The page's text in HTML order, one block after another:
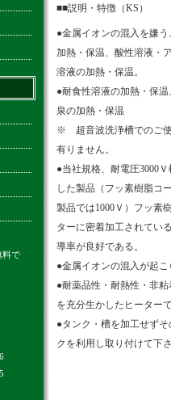
■■説明・特徴（KS）
●金属イオンの混入を嫌
加熱・保温、酸性溶液・
溶液の加熱・保温。
●耐食性溶液の加熱・保
泉の加熱・保温
※ 超音波洗浄槽でのご
有りません。
●当社規格、耐電圧3000
した製品（フッ素樹脂コ
製品では1000Ｖ）フッ素
ターに密着加工されてい
導率が良好である。
●金属イオンの混入が起
●耐薬品性・耐熱性・非
を充分生かしたヒーター
●タンク・槽を加工せず
クを利用し取り付けて下
料で